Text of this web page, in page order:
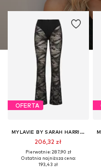
OFERTA
MYLAVIE BY SARAH HARRISON
206,32 zł
Pierwotnie: 287,90 zł
Ostatnia najniższa cena:
193,43 zł